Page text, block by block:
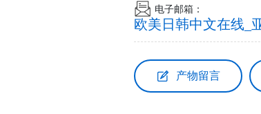
电子邮箱：
欧美日韩中文在线_
产物留言